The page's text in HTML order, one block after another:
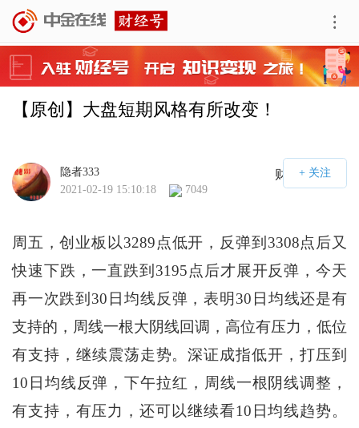
【原创】大盘短期风格有所改变！
财经号APP
隐者333
2021-02-19 15:10:18
7049
周五，创业板以3289点低开，反弹到3308点后又
快速下跌，一直跌到3195点后才展开反弹，今天
再一次跌到30日均线反弹，表明30日均线还是有
支持的，周线一根大阴线回调，高位有压力，低位
有支持，继续震荡走势。深证成指低开，打压到
10日均线反弹，下午拉红，周线一根阴线调整，
有支持，有压力，还可以继续看10日均线趋势。